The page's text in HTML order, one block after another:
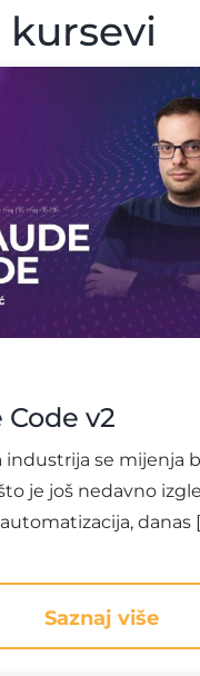
kursevi
Code v2
industrija se mijenja
je još nedavno
danas
Saznaj više